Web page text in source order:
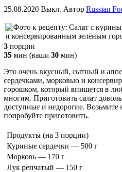
25.08.2020 Выкл. Автор Russian
3 порции
35 мин (ваши 30 мин)
Это очень вкусный, сытный и
сердечками, морковью и
горошком, который впишется в
многим. Приготовить салат
доступные и недорогие. Возьмите
попробуйте приготовить.
Продукты (на 3 порции)
Куриные сердечки — 500 г
Морковь — 170 г
Лук репчатый — 150 г